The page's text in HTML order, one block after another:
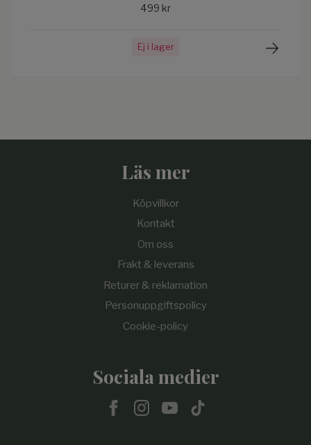
499 kr
Ej i lager
Läs mer
Köpvillkor
Kontakt
Om oss
Frakt & leverans
Returer & reklamation
Personuppgiftspolicy
Cookie-policy
Sociala medier